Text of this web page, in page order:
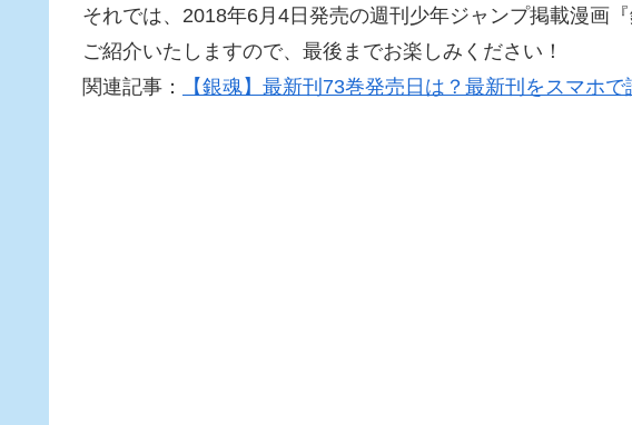
それでは、2018年6月4日発売の週刊少年ジャンプ掲載漫画
ご紹介いたしますので、最後までお楽しみください！
関連記事：
【銀魂】最新刊73巻発売日は？最新刊をスマホで